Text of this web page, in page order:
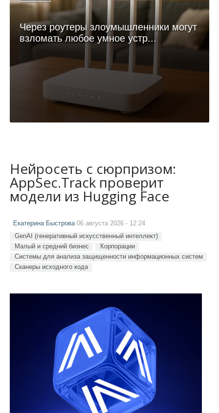
Через роутеры злоумышленники могут
взломать любое умное устр...
Нейросеть с сюрпризом:
AppSec.Track проверит
модели из Hugging Face
Екатерина Быстрова06 августа 2026 - 12:24
GenAI (генеративный искусственный интеллект)
Малый и средний бизнес
Корпорации
Системы для анализа защищенности информационных систем
Сканеры исходного кода